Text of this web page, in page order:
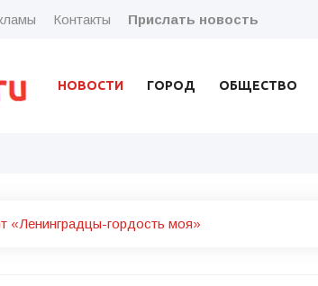
Контакты Прислать новость
НОВОСТИ ГОРОД ОБЩЕСТВО
«Ленинградцы-гордость моя»